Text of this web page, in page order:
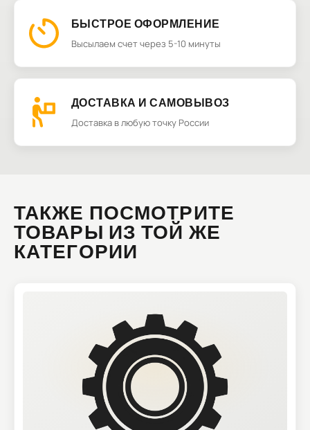
БЫСТРОЕ ОФОРМЛЕНИЕ
Высылаем счет через 5-10 минуты
ДОСТАВКА И САМОВЫВОЗ
Доставка в любую точку России
ТАКЖЕ ПОСМОТРИТЕ
ТОВАРЫ ИЗ ТОЙ ЖЕ
КАТЕГОРИИ